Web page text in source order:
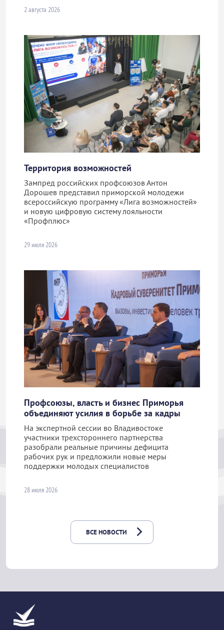
2 августа 2026
Территория возможностей
Зампред российских профсоюзов Антон
Дорошев представил приморской молодежи
всероссийскую программу «Лига возможностей»
и новую цифровую систему лояльности
«Профплюс»
29 июля 2026
Профсоюзы, власть и бизнес Приморья
объединяют усилия в борьбе за кадры
На экспертной сессии во Владивостоке
участники трехстороннего партнерства
разобрали реальные причины дефицита
рабочих рук и предложили новые меры
поддержки молодых специалистов
28 июля 2026
ВСЕ НОВОСТИ